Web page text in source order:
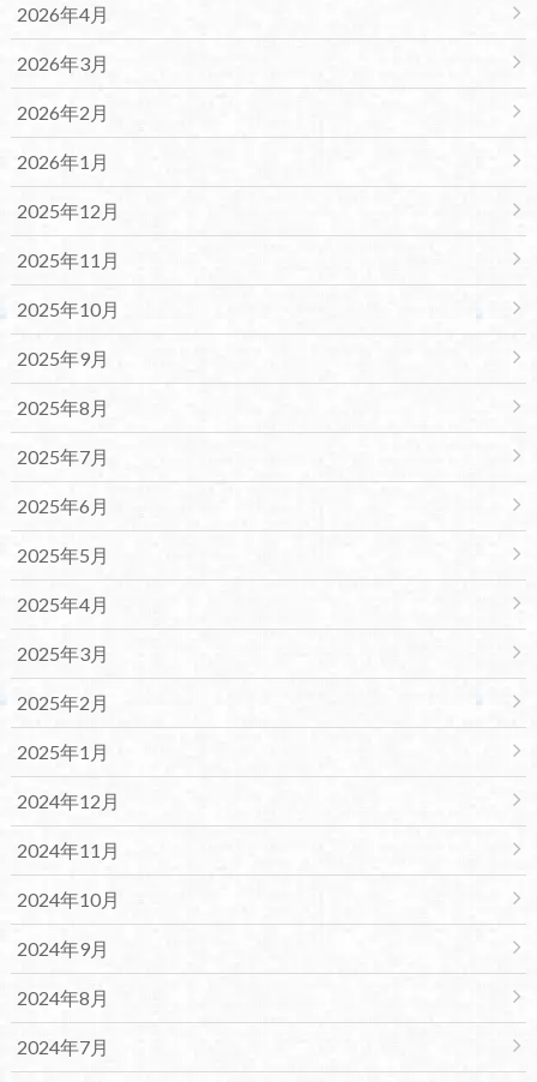
2026年4月
2026年3月
2026年2月
2026年1月
2025年12月
2025年11月
2025年10月
2025年9月
2025年8月
2025年7月
2025年6月
2025年5月
2025年4月
2025年3月
2025年2月
2025年1月
2024年12月
2024年11月
2024年10月
2024年9月
2024年8月
2024年7月